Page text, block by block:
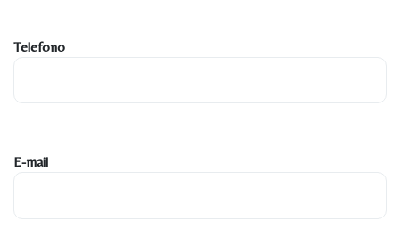
Telefono
E-mail